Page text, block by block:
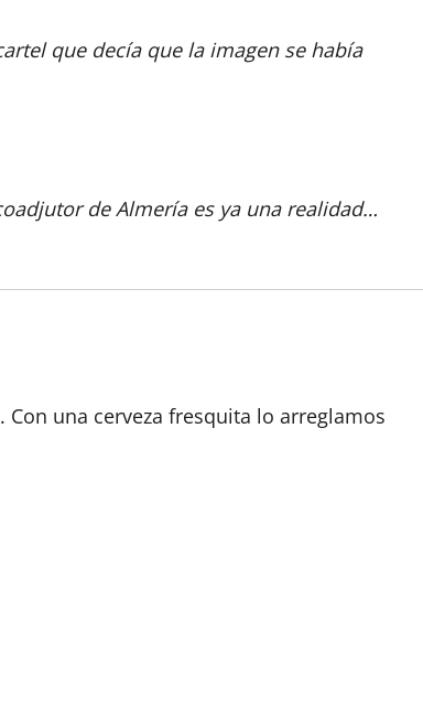
que decía que la imagen se había
de Almería es ya una realidad…
una cerveza fresquita lo arreglamos